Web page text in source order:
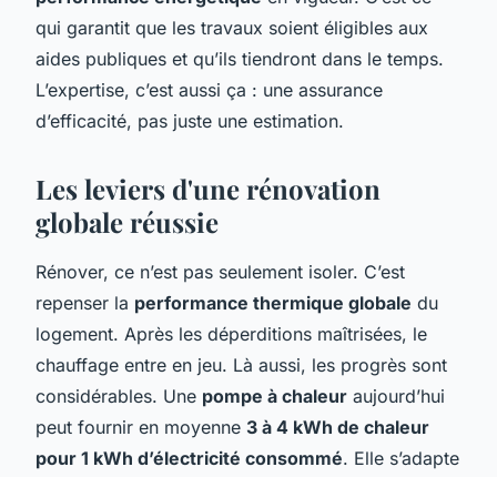
qui garantit que les travaux soient éligibles aux
aides publiques et qu’ils tiendront dans le temps.
L’expertise, c’est aussi ça : une assurance
d’efficacité, pas juste une estimation.
Les leviers d'une rénovation
globale réussie
Rénover, ce n’est pas seulement isoler. C’est
repenser la performance thermique globale du
logement. Après les déperditions maîtrisées, le
chauffage entre en jeu. Là aussi, les progrès sont
considérables. Une pompe à chaleur aujourd’hui
peut fournir en moyenne 3 à 4 kWh de chaleur
pour 1 kWh d’électricité consommé. Elle s’adapte